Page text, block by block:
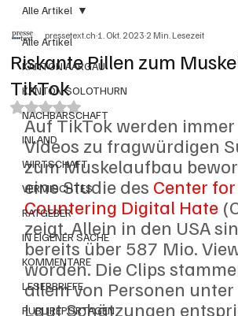
Alle Artikel
KANTON AARGAU
KANTON SOLOTHURN
NACHBARSCHAFT
INLAND
WIRTSCHAFT
VERMISCHTES
RATGEBER
IN EIGENER SACHE
KOMMENTARE
LESERBRIEFE
PUBLIREPORTAGEN
Alle Artikel
Riskante Pillen zum
TikTok
pressetext.ch1. Okt. 20232 Min. Lesezeit
Mit NaN von 5 Sternen bewertet.
Auf TikTok werden
Videos zu fragwürdigen
zum Muskelaufbau
eine Studie des Center for
Countering Digital Hate
zeigt. Allein in den USA
bereits über 587 Mio.
worden. Die Clips
allem von Personen unter
Laut Schätzungen